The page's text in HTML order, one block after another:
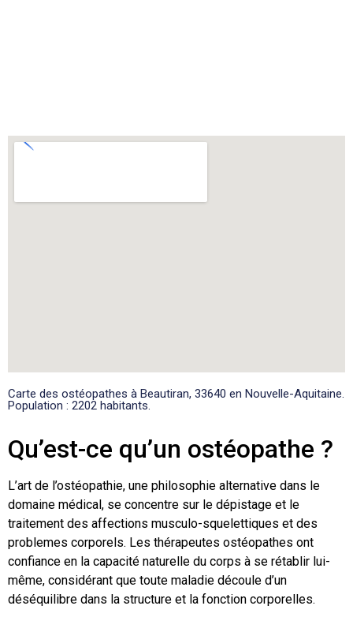
Carte des ostéopathes à Beautiran, 33640 en Nouvelle-Aquitaine.
Population : 2202 habitants.
Qu’est-ce qu’un ostéopathe ?
L’art de l’ostéopathie, une philosophie alternative dans le
domaine médical, se concentre sur le dépistage et le
traitement des affections musculo-squelettiques et des
problemes corporels. Les thérapeutes ostéopathes ont
confiance en la capacité naturelle du corps à se rétablir lui-
même, considérant que toute maladie découle d’un
déséquilibre dans la structure et la fonction corporelles.